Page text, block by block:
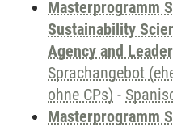
Masterprogramm
Sustainability
Agency and
Sprachangebot
ohne CPs) -
Masterprogramm